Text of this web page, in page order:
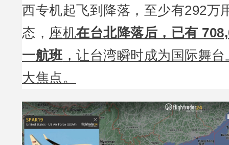
西专机起飞到降落，至少有292万
态， 座机在台北降落后，已有
一航班 ，让台湾瞬时成为国际舞
大焦点。